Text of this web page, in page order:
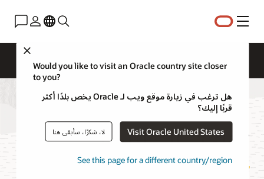
القائمة
Would you like to visit an Oracle country site closer
to you?
هل ترغب في زيارة موقع ويب لـ Oracle يخص بلدًا أكثر
قربًا إليك؟
Visit Oracle United States لا، شكرًا، سأبقى هنا
See this page for a different country/region
تكامل البيانات